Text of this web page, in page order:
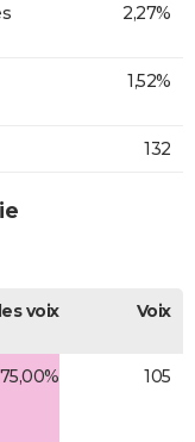
2,27%
1,52%
132
voix Voix
75,00% 105